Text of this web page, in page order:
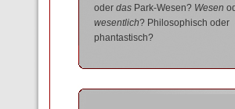
oder das Park-Wesen? Wesen
wesentlich? Philosophisch oder
phantastisch?